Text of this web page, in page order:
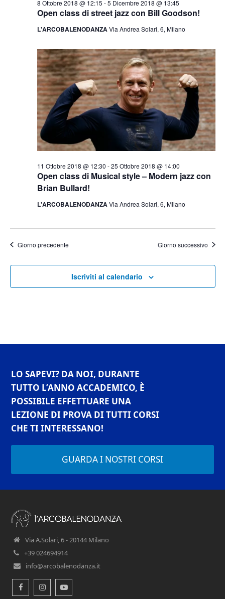
Open class di street jazz con Bill Goodson!
8 Ottobre 2018 @ 12:15 -5 Dicembre 2018 @ 13:45
L'ARCOBALENODANZAVia Andrea Solari, 6, Milano
Open class di Musical style – Modern jazz con
Brian Bullard!
11 Ottobre 2018 @ 12:30 -25 Ottobre 2018 @ 14:00
L'ARCOBALENODANZAVia Andrea Solari, 6, Milano
Giorno precedente Giorno successivo
Iscriviti al calendario
LO SAPEVI? DA NOI, DURANTE
TUTTO L’ANNO ACCADEMICO, È
POSSIBILE EFFETTUARE UNA
LEZIONE DI PROVA DI TUTTI CORSI
CHE TI INTERESSANO!
GUARDA I NOSTRI CORSI
Via A.Solari, 6 - 20144 Milano
+39 024694914
info@arcobalenodanza.it
FacebookInstagramYoutube